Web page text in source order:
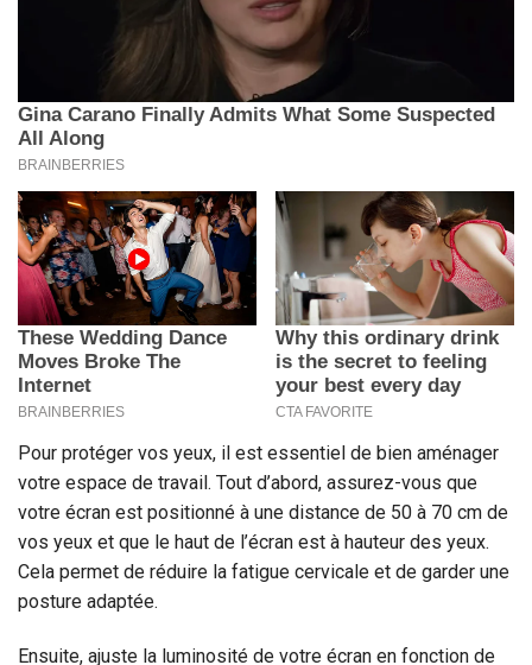
Pour protéger vos yeux, il est essentiel de bien aménager
votre espace de travail. Tout d’abord, assurez-vous que
votre écran est positionné à une distance de 50 à 70 cm de
vos yeux et que le haut de l’écran est à hauteur des yeux.
Cela permet de réduire la fatigue cervicale et de garder une
posture adaptée.
Ensuite, ajuste la luminosité de votre écran en fonction de